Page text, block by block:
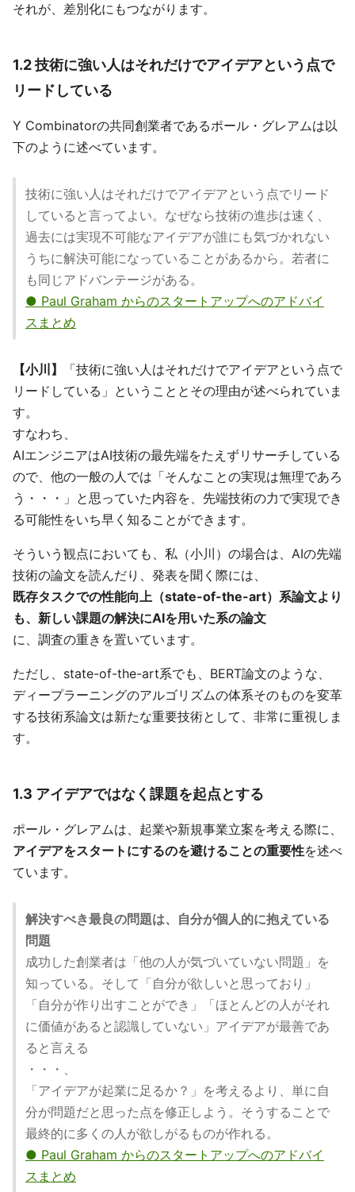
それが、差別化にもつながります。
1.2 技術に強い人はそれだけでアイデアという点で
リードしている
Y Combinatorの共同創業者であるポール・グレアムは以
下のように述べています。
技術に強い人はそれだけでアイデアという点でリード
していると言ってよい。なぜなら技術の進歩は速く、
過去には実現不可能なアイデアが誰にも気づかれない
うちに解決可能になっていることがあるから。若者に
も同じアドバンテージがある。
● Paul Graham からのスタートアップへのアドバイ
スまとめ
【小川】
「技術に強い人はそれだけでアイデアという点で
リードしている」ということとその理由が述べられていま
す。
すなわち、
AIエンジニアはAI技術の最先端をたえずリサーチしている
ので、他の一般の人では「そんなことの実現は無理であろ
う・・・」と思っていた内容を、先端技術の力で実現でき
る可能性をいち早く知ることができます。
そういう観点においても、私（小川）の場合は、AIの先端
技術の論文を読んだり、発表を聞く際には、
既存タスクでの性能向上（state-of-the-art）系論文より
も、新しい課題の解決にAIを用いた系の論文
に、調査の重きを置いています。
ただし、state-of-the-art系でも、BERT論文のような、
ディープラーニングのアルゴリズムの体系そのものを変革
する技術系論文は新たな重要技術として、非常に重視しま
す。
1.3 アイデアではなく課題を起点とする
ポール・グレアムは、起業や新規事業立案を考える際に、
アイデアをスタートにするのを避けることの重要性を述べ
ています。
解決すべき最良の問題は、自分が個人的に抱えている
問題
成功した創業者は「他の人が気づいていない問題」を
知っている。そして「自分が欲しいと思っており」
「自分が作り出すことができ」「ほとんどの人がそれ
に価値があると認識していない」アイデアが最善であ
ると言える
・・・、
「アイデアが起業に足るか？」を考えるより、単に自
分が問題だと思った点を修正しよう。そうすることで
最終的に多くの人が欲しがるものが作れる。
● Paul Graham からのスタートアップへのアドバイ
スまとめ